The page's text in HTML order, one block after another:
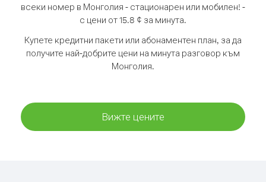
всеки номер в Монголия - стационарен или мобилен! -
с цени от 15.8 ¢ за минута.
Купете кредитни пакети или абонаментен план, за да
получите най-добрите цени на минута разговор към
Монголия.
Вижте цените